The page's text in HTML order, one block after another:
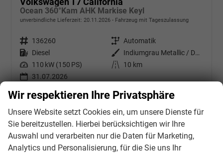
Ocean 360°Kam AHK Markise Keyl
unverbindliche Lieferzeit: 20.11.2026 Fahrzeug mit Tageszulassung
Fahrzeugnr. 136260 Getriebe Automatik
Kraftstoff Diesel Außenfarbe
Indiumgrau Metallic / Dach: schw
Leistung 110 kW (150 PS) Kilometerstand
10 km
31.07.2026
69.013,– € Details
Verbrauch kombiniert:6,90 l/100km
CO -Klasse: G
CO2-Emissionen:180,00 g/km
Wir respektieren Ihre Privatsphäre
Unsere Website setzt Cookies ein, um unsere Dienste für
Sie bereitzustellen. Hierbei berücksichtigen wir Ihre
Auswahl und verarbeiten nur die Daten für Marketing,
Analytics und Personalisierung, für die Sie uns Ihr